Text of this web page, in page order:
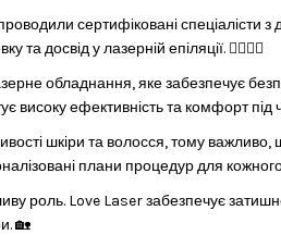
сертифіковані спеціалісти
та досвід у лазерній епіляції. 👩‍⚕️👨‍⚕️
обладнання, яке забезпечує
високу ефективність та комфорт
шкіри та волосся, тому важливо,
плани процедур для кожного
роль. Love Laser забезпечує
🏡